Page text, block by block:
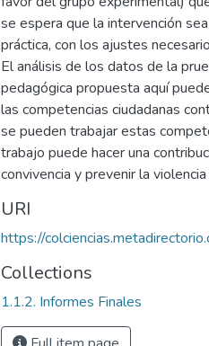
se espera que la intervención
práctica, con los ajustes
El análisis de los datos de la
pedagógica propuesta aquí
las competencias ciudadanas
se pueden trabajar estas
trabajo puede hacer una
convivencia y prevenir la
URI
https://
Collections
1.1.2. Informes Finales